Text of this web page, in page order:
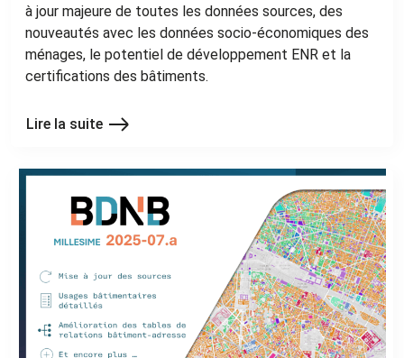
à jour majeure de toutes les données sources, des
nouveautés avec les données socio-économiques des
ménages, le potentiel de développement ENR et la
certifications des bâtiments.
Lire la suite